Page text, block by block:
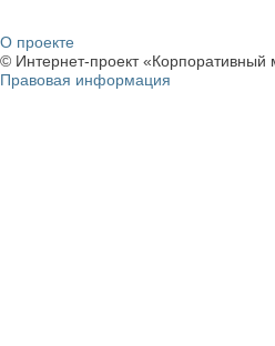
О проекте
© Интернет-проект
Правовая информация